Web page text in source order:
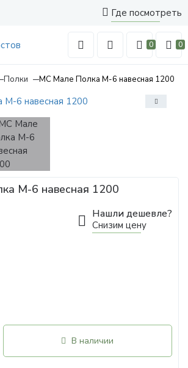
Где посмотреть
0 0
Полки МС Мале Полка М-6 навесная 1200
М-6 навесная 1200
Нашли дешевле?
Снизим цену
В наличии